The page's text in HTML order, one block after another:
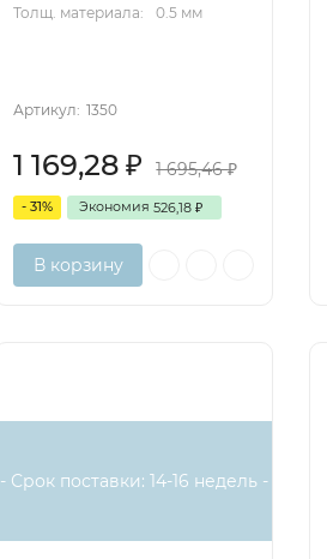
Толщ. материала:
0.5 мм
Артикул: 1350
1 169,28₽ 1 695,46₽
- 31% Экономия526,18₽
В корзину
- Срок поставки: 14-16 недель -